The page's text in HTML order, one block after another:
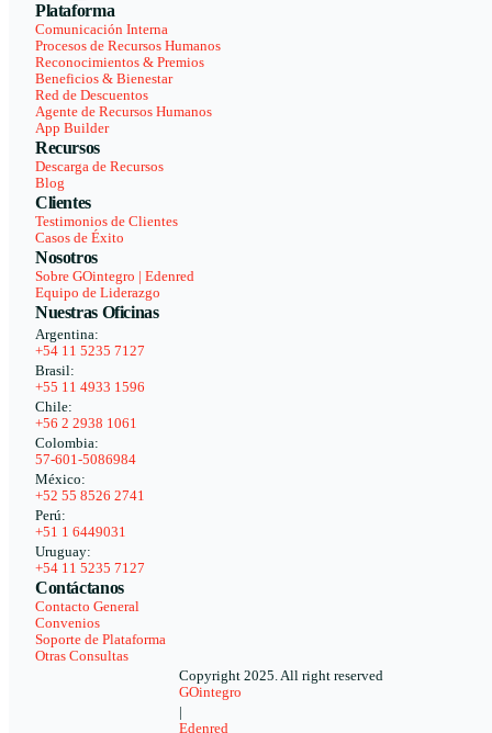
Plataforma
Comunicación Interna
Procesos de Recursos Humanos
Reconocimientos & Premios
Beneficios & Bienestar
Red de Descuentos
Agente de Recursos Humanos
App Builder
Recursos
Descarga de Recursos
Blog
Clientes
Testimonios de Clientes
Casos de Éxito
Nosotros
Sobre GOintegro | Edenred
Equipo de Liderazgo
Nuestras Oficinas
Argentina:
+54 11 5235 7127
Brasil:
+55 11 4933 1596
Chile:
+56 2 2938 1061
Colombia:
57-601-5086984
México:
+52 55 8526 2741
Perú:
+51 1 6449031
Uruguay:
+54 11 5235 7127
Contáctanos
Contacto General
Convenios
Soporte de Plataforma
Otras Consultas
Copyright 2025. All right reserved
GOintegro
Edenred